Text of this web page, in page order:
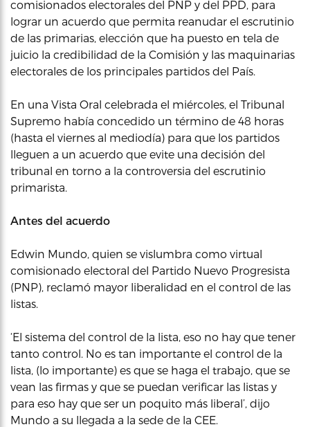
comisionados electorales del PNP y del PPD, para
lograr un acuerdo que permita reanudar el escrutinio
de las primarias, elección que ha puesto en tela de
juicio la credibilidad de la Comisión y las maquinarias
electorales de los principales partidos del País.
En una Vista Oral celebrada el miércoles, el Tribunal
Supremo había concedido un término de 48 horas
(hasta el viernes al mediodía) para que los partidos
lleguen a un acuerdo que evite una decisión del
tribunal en torno a la controversia del escrutinio
primarista.
Antes del acuerdo
Edwin Mundo, quien se vislumbra como virtual
comisionado electoral del Partido Nuevo Progresista
(PNP), reclamó mayor liberalidad en el control de las
listas.
‘El sistema del control de la lista, eso no hay que tener
tanto control. No es tan importante el control de la
lista, (lo importante) es que se haga el trabajo, que se
vean las firmas y que se puedan verificar las listas y
para eso hay que ser un poquito más liberal’, dijo
Mundo a su llegada a la sede de la CEE.